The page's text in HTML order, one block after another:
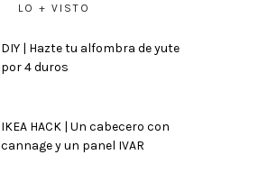
LO + VISTO
DIY | Hazte tu alfombra de yute
por 4 duros
IKEA HACK | Un cabecero con
cannage y un panel IVAR